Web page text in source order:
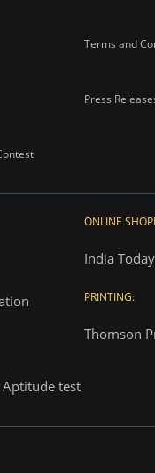
Terms and
Press
test
ONLINE
India
PRINTING:
Thomson